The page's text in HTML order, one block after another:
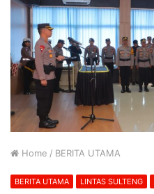
Home / BERITA UTAMA
BERITA UTAMA LINTAS SULTENG